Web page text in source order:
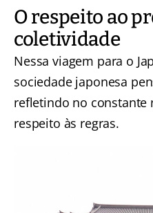
O respeito ao
coletividade
Nessa viagem para o
sociedade japonesa
refletindo no constante
respeito às regras.